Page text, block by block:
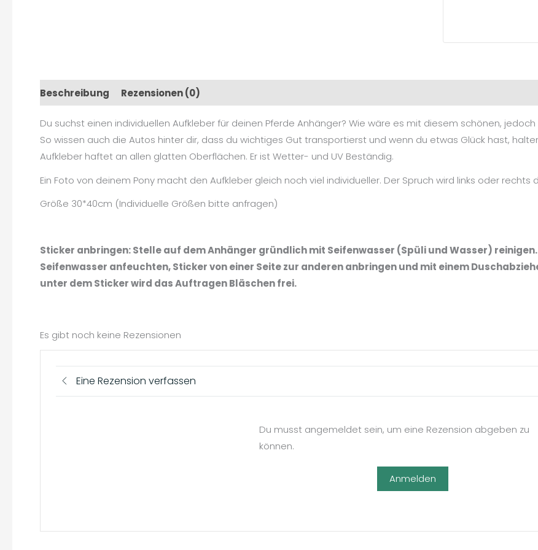
Beschreibung Rezensionen (0)
Du suchst einen individuellen Aufkleber für deinen Pferde Anhänger? Wie wäre es mit diesem schönen,
So wissen auch die Autos hinter dir, dass du wichtiges Gut transportierst und wenn du etwas Glück hast,
Aufkleber haftet an allen glatten Oberflächen. Er ist Wetter- und UV Beständig.
Ein Foto von deinem Pony macht den Aufkleber gleich noch viel individueller. Der Spruch wird links oder
Größe 30*40cm (Individuelle Größen bitte anfragen)
Sticker anbringen: Stelle auf dem Anhänger gründlich mit Seifenwasser (Spüli und Wasser)
Seifenwasser anfeuchten, Sticker von einer Seite zur anderen anbringen und mit einem
unter dem Sticker wird das Auftragen Bläschen frei.
Es gibt noch keine Rezensionen
Eine Rezension verfassen
Du musst angemeldet sein, um eine Rezension abgeben zu
können.
Anmelden